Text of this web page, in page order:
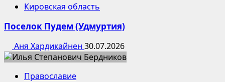
Кировская область
Поселок Пудем (Удмуртия)
Аня Хардикайнен 30.07.2026
Православие